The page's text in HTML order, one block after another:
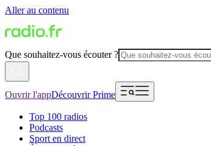
Aller au contenu
Que souhaitez-vous écouter ?
Ouvrir l'appDécouvrir Prime
Top 100 radios
Podcasts
Sport en direct